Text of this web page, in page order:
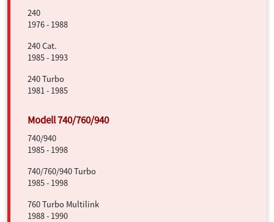
240
1976 - 1988
240 Cat.
1985 - 1993
240 Turbo
1981 - 1985
740/940
1985 - 1998
740/760/940 Turbo
1985 - 1998
760 Turbo Multilink
1988 - 1990